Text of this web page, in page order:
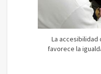
La
favorece la